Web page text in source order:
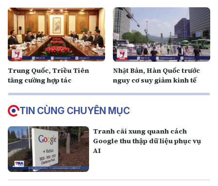
Trung Quốc, Triều Tiên
tăng cường hợp tác
Nhật Bản, Hàn Quốc trước
nguy cơ suy giảm kinh tế
TIN CÙNG CHUYÊN MỤC
Tranh cãi xung quanh cách
Google thu thập dữ liệu phục vụ
AI